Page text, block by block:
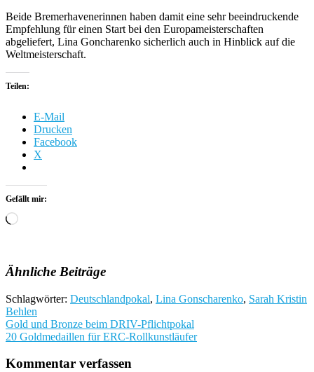
Beide Bremerhavenerinnen haben damit eine sehr beeindruckende
Empfehlung für einen Start bei den Europameisterschaften
abgeliefert, Lina Goncharenko sicherlich auch in Hinblick auf die
Weltmeisterschaft.
Teilen:
E-Mail
Drucken
Facebook
X
Gefällt mir:
Wird
Ähnliche Beiträge
Schlagwörter: Deutschlandpokal, Lina Gonscharenko, Sarah Kristin
Behlen
Beitragsnavigation
Gold und Bronze beim DRIV-Pflichtpokal
20 Goldmedaillen für ERC-Rollkunstläufer
Kommentar verfassen